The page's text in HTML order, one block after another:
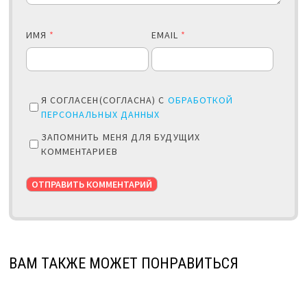
ИМЯ * EMAIL *
Я СОГЛАСЕН(СОГЛАСНА) С ОБРАБОТКОЙ
ПЕРСОНАЛЬНЫХ ДАННЫХ
ЗАПОМНИТЬ МЕНЯ ДЛЯ БУДУЩИХ
КОММЕНТАРИЕВ
ВАМ ТАКЖЕ МОЖЕТ ПОНРАВИТЬСЯ